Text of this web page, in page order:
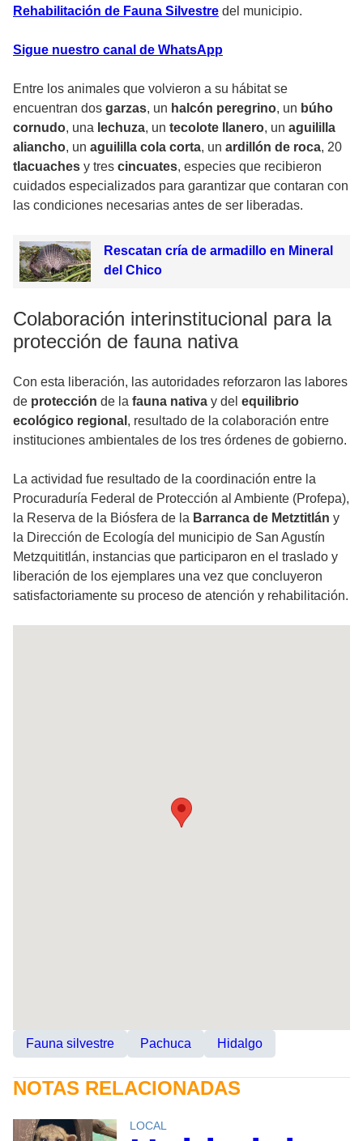
Rehabilitación de Fauna Silvestre del municipio.
Sigue nuestro canal de WhatsApp
Entre los animales que volvieron a su hábitat se
encuentran dos garzas, un halcón peregrino, un búho
cornudo, una lechuza, un tecolote llanero, un aguililla
aliancho, un aguililla cola corta, un ardillón de roca, 20
tlacuaches y tres cincuates, especies que recibieron
cuidados especializados para garantizar que contaran con
las condiciones necesarias antes de ser liberadas.
Rescatan cría de armadillo en Mineral
del Chico
Colaboración interinstitucional para la
protección de fauna nativa
Con esta liberación, las autoridades reforzaron las labores
de protección de la fauna nativa y del equilibrio
ecológico regional , resultado de la colaboración entre
instituciones ambientales de los tres órdenes de gobierno.
La actividad fue resultado de la coordinación entre la
Procuraduría Federal de Protección al Ambiente (Profepa),
la Reserva de la Biósfera de la Barranca de Metztitlán y
la Dirección de Ecología del municipio de San Agustín
Metzquititlán, instancias que participaron en el traslado y
liberación de los ejemplares una vez que concluyeron
satisfactoriamente su proceso de atención y rehabilitación.
Fauna silvestre Pachuca Hidalgo
NOTAS RELACIONADAS
LOCAL